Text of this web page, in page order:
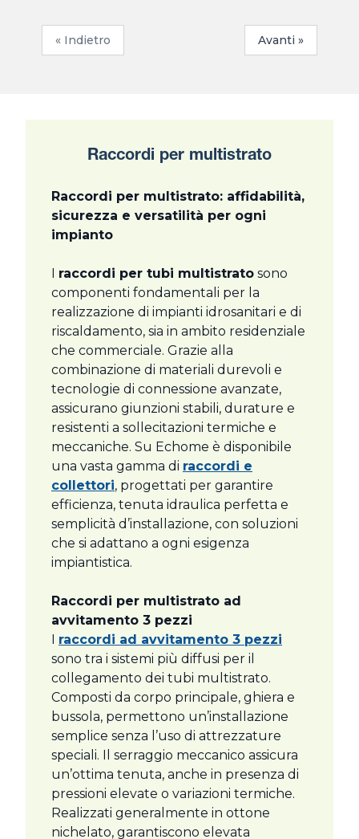
« Indietro Avanti »
Raccordi per multistrato
Raccordi per multistrato: affidabilità,
sicurezza e versatilità per ogni
impianto
I raccordi per tubi multistrato sono
componenti fondamentali per la
realizzazione di impianti idrosanitari e di
riscaldamento, sia in ambito residenziale
che commerciale. Grazie alla
combinazione di materiali durevoli e
tecnologie di connessione avanzate,
assicurano giunzioni stabili, durature e
resistenti a sollecitazioni termiche e
meccaniche. Su Echome è disponibile
una vasta gamma di raccordi e
collettori, progettati per garantire
efficienza, tenuta idraulica perfetta e
semplicità d’installazione, con soluzioni
che si adattano a ogni esigenza
impiantistica.
Raccordi per multistrato ad
avvitamento 3 pezzi
I raccordi ad avvitamento 3 pezzi
sono tra i sistemi più diffusi per il
collegamento dei tubi multistrato.
Composti da corpo principale, ghiera e
bussola, permettono un’installazione
semplice senza l’uso di attrezzature
speciali. Il serraggio meccanico assicura
un’ottima tenuta, anche in presenza di
pressioni elevate o variazioni termiche.
Realizzati generalmente in ottone
nichelato, garantiscono elevata